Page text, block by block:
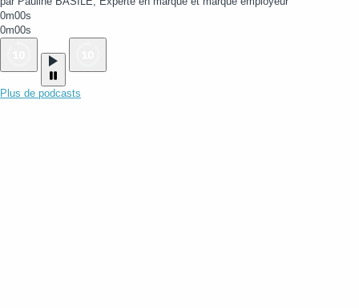
0m00s
0m00s
Plus de podcasts